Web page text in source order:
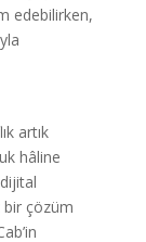
edebilirken,
artık
hâline
çözüm